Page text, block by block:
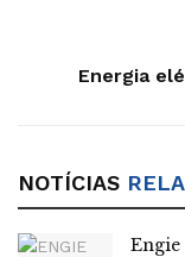
impacto de menos
vermelha patamar
Já no nível 1,
Energia
NOTÍCIAS
Engie